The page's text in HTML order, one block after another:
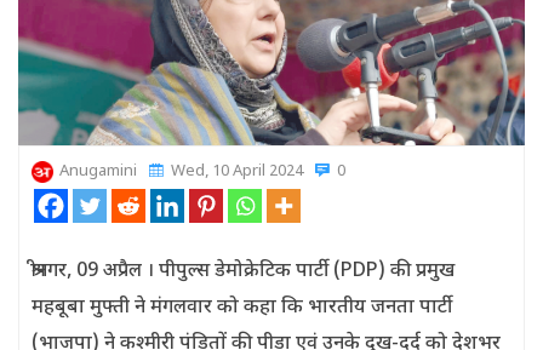
Anugamini Wed, 10 April 2024 0
श्रीनगर, 09 अप्रैल । पीपुल्स डेमोक्रेटिक पार्टी (PDP) की प्रमुख
महबूबा मुफ्ती ने मंगलवार को कहा कि भारतीय जनता पार्टी